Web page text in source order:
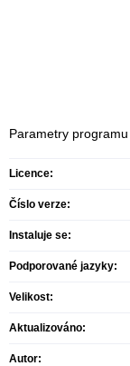
Parametry programu
Licence:
Číslo verze:
Instaluje se:
Podporované jazyky:
Velikost:
Aktualizováno:
Autor: